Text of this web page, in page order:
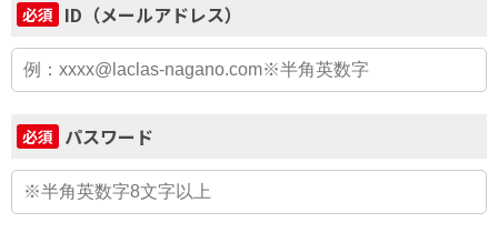
必須 ID（メールアドレス）
必須 パスワード